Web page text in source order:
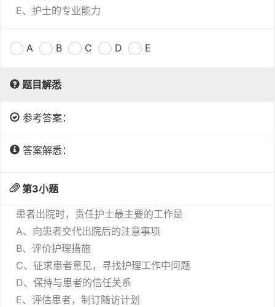
E、护士的专业能力
A B C D E
题目解悉
参考答案：
答案解悉：
第3小题
患者出院时，责任护士最主要的工作是
A、向患者交代出院后的注意事项
B、评价护理措施
C、征求患者意见，寻找护理工作中问题
D、保持与患者的信任关系
E、评估患者，制订随访计划